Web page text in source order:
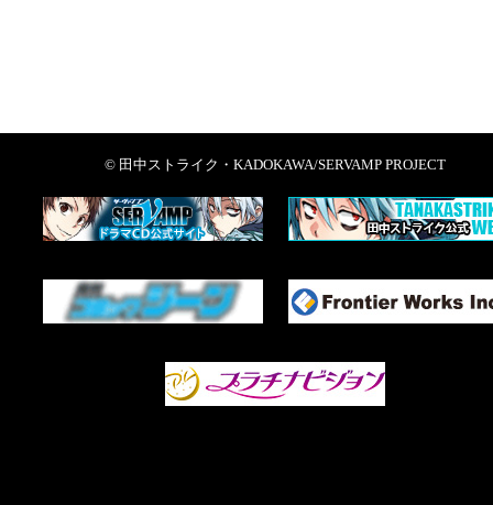
© 田中ストライク・KADOKAWA/SERVAMP PROJECT